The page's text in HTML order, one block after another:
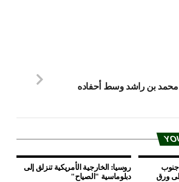
بن راشد وسط أحفاده
جنوب
ورق
روسيا: الخارجية الأمريكية تنزلق إلى
دبلوماسية "الصياح"